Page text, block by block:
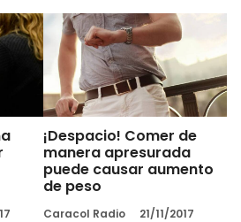
¡Despacio! Comer de
manera apresurada
puede causar aumento
de peso
Caracol Radio 21/11/2017